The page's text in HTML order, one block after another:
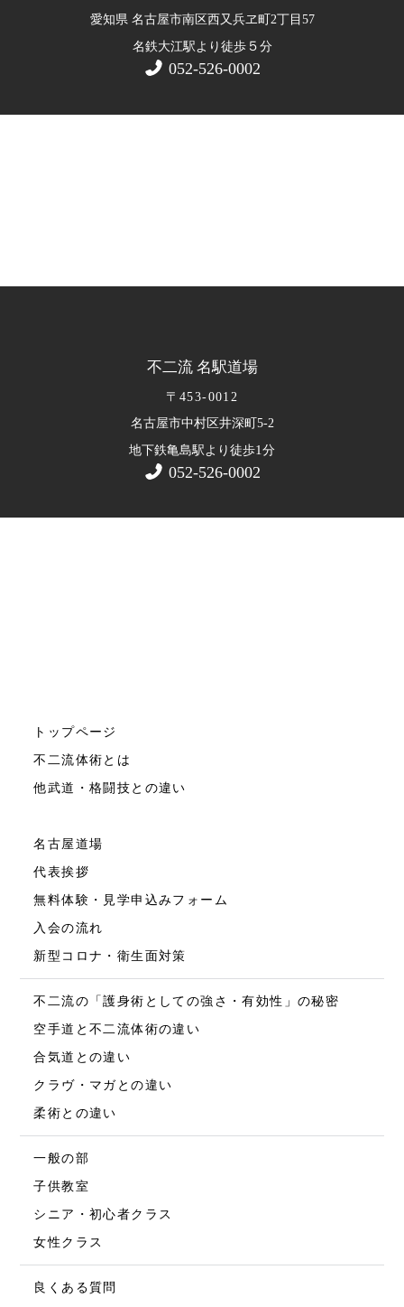
愛知県 名古屋市南区西又兵ヱ町2丁目57
名鉄大江駅より徒歩５ 分
052-526-0002
不二流 名駅道場
〒453-0012
名古屋市中村区井深町5-2
地下鉄亀島駅より徒歩1 分
052-526-0002
トップページ
不二流体術とは
他武道・格闘技との違い
名古屋道場
代表挨拶
無料体験・見学申込みフォーム
入会の流れ
新型コロナ・衛生面対策
不二流の「護身術としての強さ・有効性」の秘密
空手道と不二流体術の違い
合気道との違い
クラヴ・マガとの違い
柔術との違い
一般の部
子供教室
シニア・初心者クラス
女性クラス
良くある質問